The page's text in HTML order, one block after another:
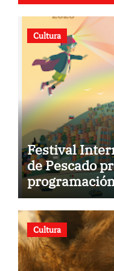
Cultura
Festival
de Pescado
años
Cultura